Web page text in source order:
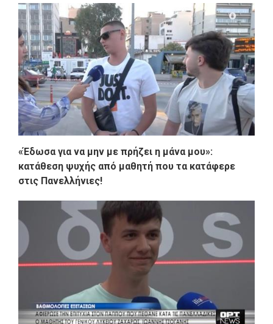
«Έδωσα για να μην με πρήζει η μάνα μου»:
κατάθεση ψυχής από μαθητή που τα κατάφερε
στις Πανελλήνιες!